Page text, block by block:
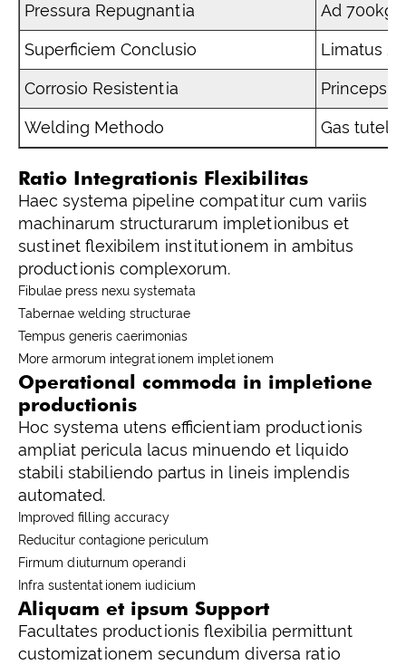
Pressura Repugnantia Ad 700kg
Superficiem Conclusio Limatus /
Corrosio Resistentia Princeps
Welding Methodo Gas tutela
Ratio Integrationis Flexibilitas
Haec systema pipeline compatitur cum variis
machinarum structurarum impletionibus et
sustinet flexibilem institutionem in ambitus
productionis complexorum.
Fibulae press nexu systemata
Tabernae welding structurae
Tempus generis caerimonias
More armorum integrationem impletionem
Operational commoda in impletione
productionis
Hoc systema utens efficientiam productionis
ampliat pericula lacus minuendo et liquido
stabili stabiliendo partus in lineis implendis
automated.
Improved filling accuracy
Reducitur contagione periculum
Firmum diuturnum operandi
Infra sustentationem iudicium
Aliquam et ipsum Support
Facultates productionis flexibilia permittunt
customizationem secundum diversa ratio